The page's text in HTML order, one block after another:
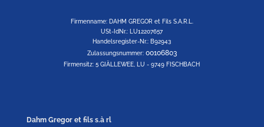
Firmenname: DAHM GREGOR et Fils S.A.R.L.
USt-IdNr.: LU12207657
Handelsregister-Nr.: B92943
Zulassungsnummer: 00106803
Firmensitz: 5 GIÄLLEWEE, LU - 9749 FISCHBACH
Dahm Gregor et fils s.à rl